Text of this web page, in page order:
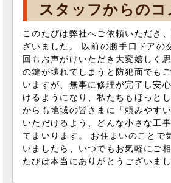
スタッフからのコ
このたびは弊社へご依頼いただき
ざいました。 以前の勝手口ドアの
回もお声がけいただき大変嬉しく
の鍵が壊れてしまうと防犯面でも
いますが、無事に修理が完了し安
けるようになり、私たちもほっと
からも地域の皆さまに「頼みやす
いただけるよう、どんな小さな工
てまいります。 お住まいのことで
いましたら、いつでもお気軽にご
たびは本当にありがとうございまし